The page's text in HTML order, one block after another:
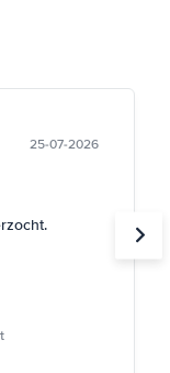
25-07-2026